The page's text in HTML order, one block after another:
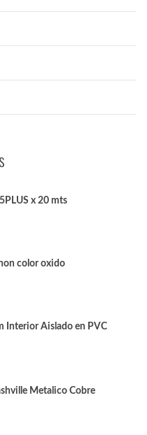
x 20 mts
color oxido
Interior Aislado en PVC
Metalico Cobre